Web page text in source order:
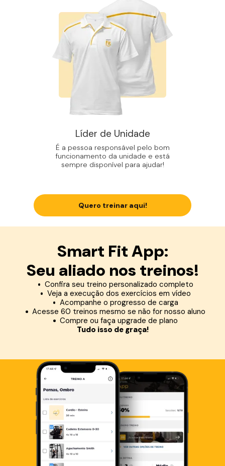
Líder de Unidade
É a pessoa responsável pelo bom
funcionamento da unidade e está
sempre disponível para ajudar!
Quero treinar aqui!
Smart Fit App:
Seu aliado nos treinos!
Confira seu treino personalizado completo
Veja a execução dos exercícios em vídeo
Acompanhe o progresso de carga
Acesse 60 treinos mesmo se não for nosso aluno
Compre ou faça upgrade de plano
Tudo isso de graça!